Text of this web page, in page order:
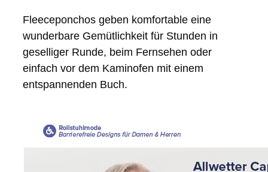
Fleeceponchos geben komfortable eine
wunderbare Gemütlichkeit für Stunden in
geselliger Runde, beim Fernsehen oder
einfach vor dem Kaminofen mit einem
entspannenden Buch.